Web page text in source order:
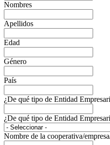
Nombres
Apellidos
Edad
Género
País
¿De qué tipo de Entidad
¿De qué tipo de Entidad
Nombre de la cooperativa/